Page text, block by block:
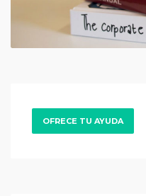
OFRECE TU AYUDA